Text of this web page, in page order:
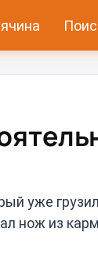
уже
нож из